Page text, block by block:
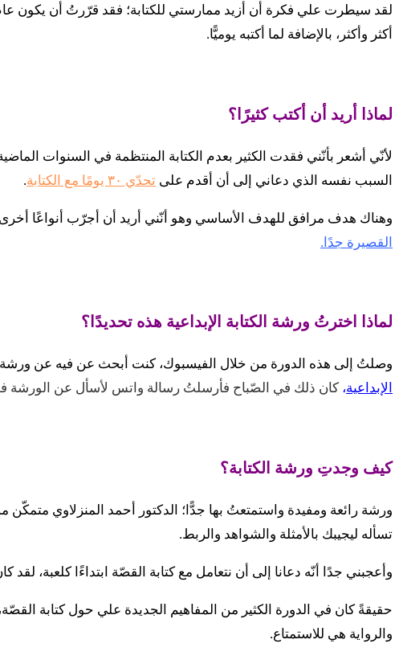
أكثر وأكثر، بالإضافة لما أكتبه يوميًّا.
لماذا أريد أن أكتب كثيرًا؟
لأنّي أشعر بأنّني فقدت الكثير بعدم الكتابة المنتظمة في السنوات
السبب نفسه الذي دعاني إلى أن أقدم على تحدّي ٣٠ يومًا مع الكتابة .
وهناك هدف مرافق للهدف الأساسي وهو أنّني أريد أن أجرّب أنواعًا
القصيرة جدًا.
لماذا اخترتُ ورشة الكتابة الإبداعية هذه تحديدًا؟
وصلتُ إلى هذه الدورة من خلال الفيسبوك، كنت أبحث عن فيه عن
الإبداعية، كان ذلك في الصّباح فأرسلتُ رسالة واتس لأسأل عن
كيف وجدتِ ورشة الكتابة؟
ورشة رائعة ومفيدة واستمتعتُ بها جدًّا؛ الدكتور أحمد المنزلاوي
تسأله ليجيبك بالأمثلة والشواهد والربط.
وأعجبني جدًا أنّه دعانا إلى أن نتعامل مع كتابة القصّة ابتداءًا كلعبة، لقد
حقيقةً كان في الدورة الكثير من المفاهيم الجديدة علي حول كتابة
والرواية هي للاستمتاع.